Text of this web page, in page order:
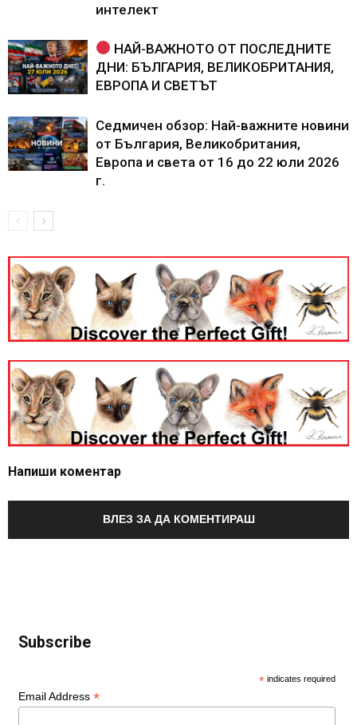
интелект
НАЙ-ВАЖНОТО ОТ ПОСЛЕДНИТЕ
ДНИ: БЪЛГАРИЯ, ВЕЛИКОБРИТАНИЯ,
ЕВРОПА И СВЕТЪТ
Седмичен обзор: Най-важните новини
от България, Великобритания,
Европа и света от 16 до 22 юли 2026
г.
Напиши коментар
ВЛЕЗ ЗА ДА КОМЕНТИРАШ
Subscribe
* indicates required
Email Address *